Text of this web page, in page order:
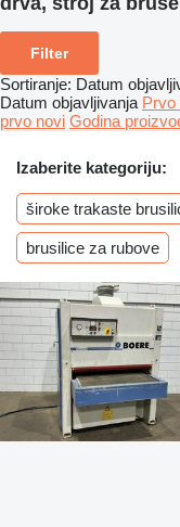
Filter
Sortiranje: Datum
Datum objavljivanja Prvo
prvo novi Godina
Izaberite kategoriju:
široke trakaste
brusilice za rubove